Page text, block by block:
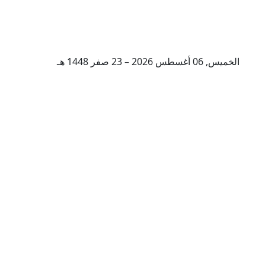
الخميس, 06 أغسطس 2026 – 23 صفر 1448 هـ